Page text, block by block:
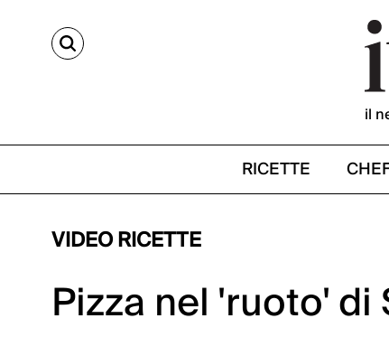
CERCA
il
RICETTE
VIDEO RICETTE
Pizza nel 'ruoto'